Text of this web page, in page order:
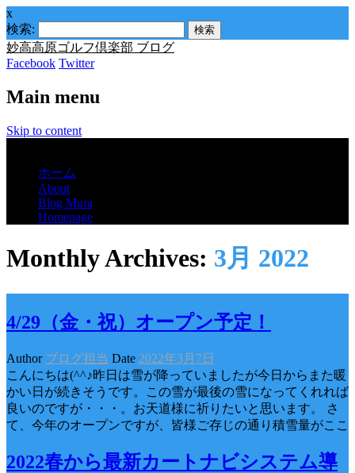
x
検索:
妙高高原ゴルフ倶楽部 ブログ
Facebook Twitter
Main menu
Skip to content
ホーム
About
Blog Mura
Homepage
Monthly Archives: 3月 2022
4/29（金・祝）オープン予定！
Author ブログ担当 Date 2022年3月7日
こんにちは(^^♪昨日は雪が降っていましたが今日からまた暖
かい日が続きそうです。この雪が最後の雪になってくれれば
良いのですが・・・。お天道様に祈りたいと思います。 さ
て、今年のオープンですが、皆様ご存じの通り積雪量がここ
2022春から最新カートナビシステム導